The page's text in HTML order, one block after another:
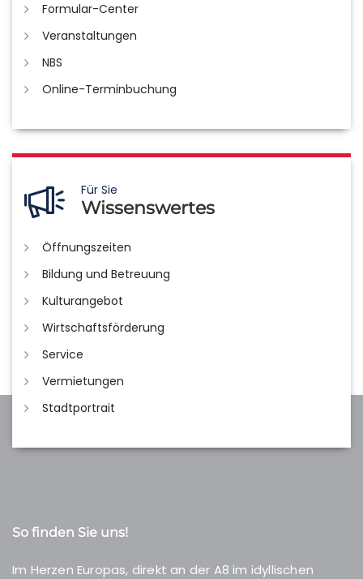
Formular-Center
Veranstaltungen
NBS
Online-Terminbuchung
Für Sie
Wissenswertes
Öffnungszeiten
Bildung und Betreuung
Kulturangebot
Wirtschaftsförderung
Service
Vermietungen
Stadtportrait
So finden Sie uns!
Im Herzen Europas, direkt an der A8 im idyllischen